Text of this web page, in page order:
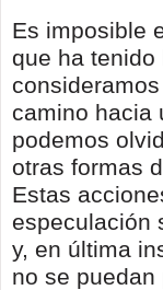
Es imposible
que ha
camino hacia
podemos
otras formas
Estas
especulación
y, en última
no se